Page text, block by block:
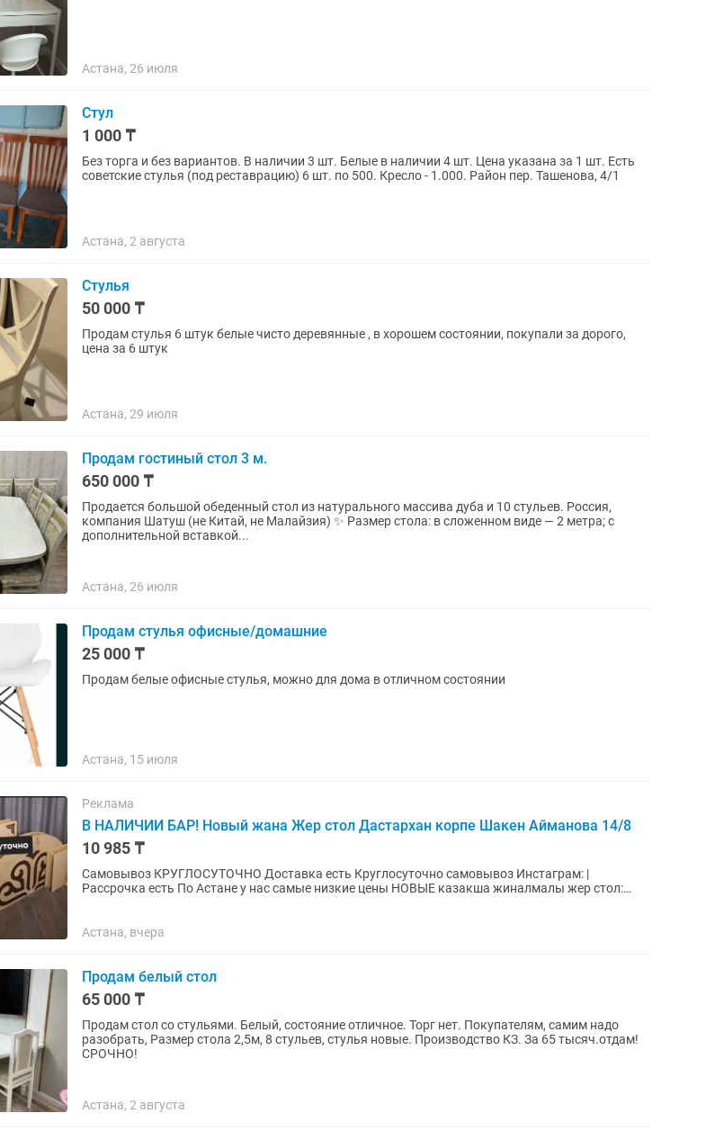
Астана, 26 июля
Стул
1 000 ₸
Без торга и без вариантов. В наличии 3 шт. Белые в наличии 4 шт. Цена указана за 1 шт. Есть
советские стулья (под реставрацию) 6 шт. по 500. Кресло - 1.000. Район пер. Ташенова, 4/1
Астана, 2 августа
Стулья
50 000 ₸
Продам стулья 6 штук белые чисто деревянные , в хорошем состоянии, покупали за дорого,
цена за 6 штук
Астана, 29 июля
Продам гостиный стол 3 м.
650 000 ₸
Продается большой обеденный стол из натурального массива дуба и 10 стульев. Россия,
компания Шатуш (не Китай, не Малайзия) ✨ Размер стола: в сложенном виде — 2 метра; с
дополнительной вставкой...
Астана, 26 июля
Продам стулья офисные/домашние
25 000 ₸
Продам белые офисные стулья, можно для дома в отличном состоянии
Астана, 15 июля
Реклама
В НАЛИЧИИ БАР! Новый жана Жер стол Дастархан корпе Шакен Айманова 14/8
10 985 ₸
Самовывоз КРУГЛОСУТОЧНО Доставка есть Круглосуточно самовывоз Инстаграм: |
Рассрочка есть По Астане у нас самые низкие цены НОВЫЕ казакша жиналмалы жер стол:
Астана, вчера
Продам белый стол
65 000 ₸
Продам стол со стульями. Белый, состояние отличное. Торг нет. Покупателям, самим надо
разобрать, Размер стола 2,5м, 8 стульев, стулья новые. Производство КЗ. За 65 тысяч.отдам!
СРОЧНО!
Астана, 2 августа